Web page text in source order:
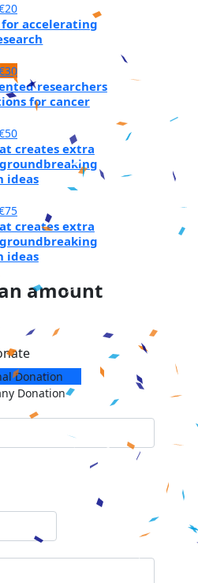
accelerating
researchers
for cancer
creates extra
ideas
creates extra
ideas
amount
Donation
Donation